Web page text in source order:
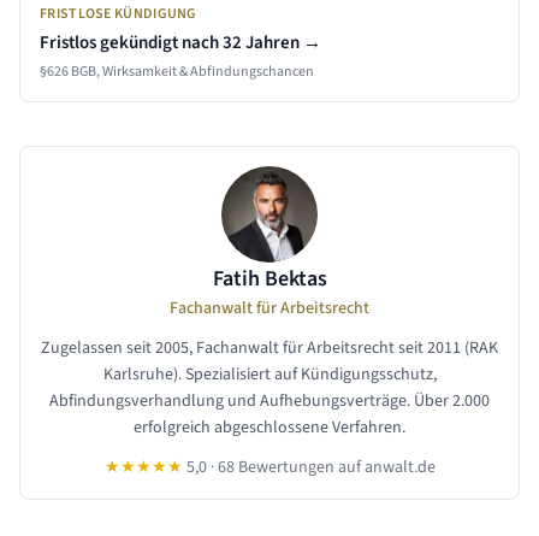
FRISTLOSE KÜNDIGUNG
Fristlos gekündigt nach32 Jahren →
§626 BGB, Wirksamkeit & Abfindungschancen
Fatih Bektas
Fachanwalt für Arbeitsrecht
Zugelassen seit 2005, Fachanwalt für Arbeitsrecht seit 2011 (RAK
Karlsruhe). Spezialisiert auf Kündigungsschutz,
Abfindungsverhandlung und Aufhebungsverträge. Über 2.000
erfolgreich abgeschlossene Verfahren.
★★★★★ 5,0 · 68 Bewertungen auf anwalt.de